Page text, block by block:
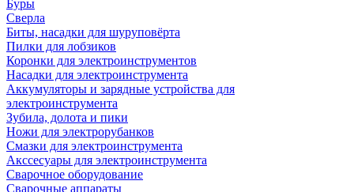
Буры
Сверла
Биты, насадки для шуруповёрта
Пилки для лобзиков
Коронки для электроинструментов
Насадки для электроинструмента
Аккумуляторы и зарядные устройства для
электроинструмента
Зубила, долота и пики
Ножи для электрорубанков
Смазки для электроинструмента
Акссесуары для электроинструмента
Сварочное оборудование
Сварочные аппараты